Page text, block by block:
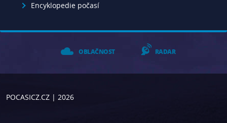
Encyklopedie počasí
OBLAČNOST RADAR
POCASICZ.CZ| 2026